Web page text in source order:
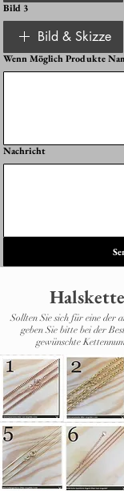
Bild 3
Bild & Skizze
Wenn Möglich Produkte
Nachricht
Sollten Sie sich für eine der
geben Sie bitte bei der
gewünschte